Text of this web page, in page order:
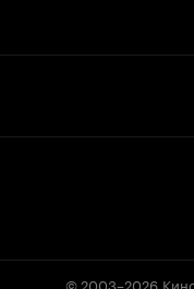
© 2003–2026